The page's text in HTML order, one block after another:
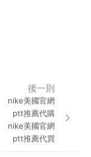
後一則
nike美國官網
ptt推薦代購
nike美國官網
ptt推薦代買